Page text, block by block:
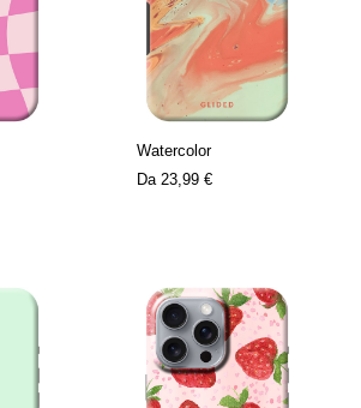
Watercolor
Da 23,99 €